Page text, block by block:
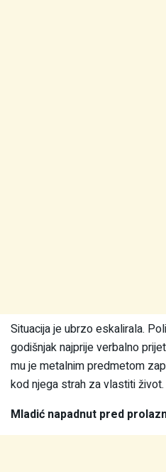
Situacija je ubrzo eskalirala.
godišnjak najprije verbalno
mu je metalnim predmetom
kod njega strah za vlastiti život.
Mladić napadnut pred